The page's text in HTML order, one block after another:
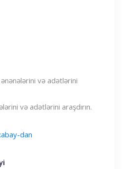
və adətlərini araşdırın.
dan